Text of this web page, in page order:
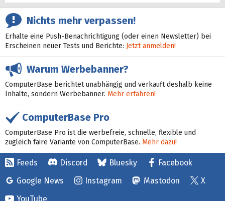
Nichts mehr verpassen!
Erhalte eine Push-Benachrichtigung (oder einen Newsletter) bei
Erscheinen neuer Tests und Berichte: Jetzt anmelden!
Warum Werbebanner?
ComputerBase berichtet unabhängig und verkauft deshalb keine
Inhalte, sondern Werbebanner. Mehr erfahren!
ComputerBase Pro
ComputerBase Pro ist die werbefreie, schnelle, flexible und
zugleich faire Variante von ComputerBase. Mehr dazu!
Feeds Discord Bluesky
Facebook
Google News
Instagram Mastodon
X
YouTube